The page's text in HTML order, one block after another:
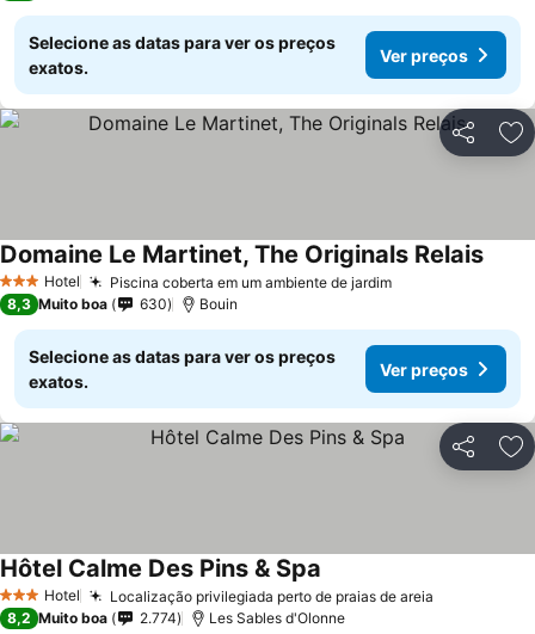
Selecione as datas para ver os preços
exatos.
Ver preços
Partilhar
3 EstrelasHotel Piscina coberta em um ambiente de jardim
Domaine Le Martinet, The Originals Relais
8,3 Muito boa 630 Bouin
Selecione as datas para ver os preços
exatos.
Ver preços
Partilhar
3 EstrelasHotel Localização privilegiada perto de praias de areia
Hôtel Calme Des Pins & Spa
8,2 Muito boa 2.774 Les Sables d'Olonne